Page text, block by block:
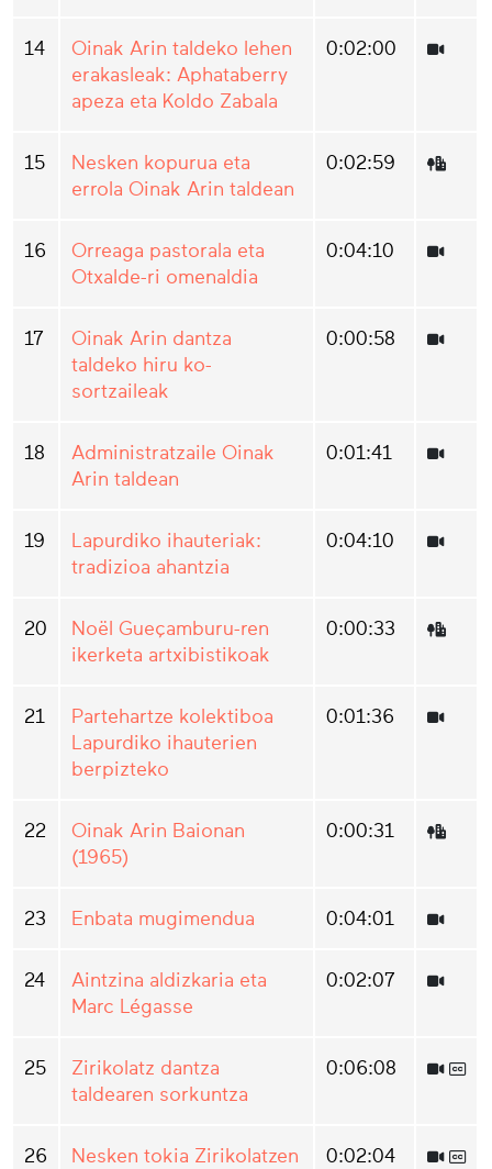
14
Oinak Arin taldeko lehen
erakasleak: Aphataberry
apeza eta Koldo Zabala
0:02:00
15
Nesken kopurua eta
errola Oinak Arin taldean
0:02:59
16
Orreaga pastorala eta
Otxalde-ri omenaldia
0:04:10
17
Oinak Arin dantza
taldeko hiru ko-
sortzaileak
0:00:58
18
Administratzaile Oinak
Arin taldean
0:01:41
19
Lapurdiko ihauteriak:
tradizioa ahantzia
0:04:10
20
Noël Gueçamburu-ren
ikerketa artxibistikoak
0:00:33
21
Partehartze kolektiboa
Lapurdiko ihauterien
berpizteko
0:01:36
22
Oinak Arin Baionan
(1965)
0:00:31
23 Enbata mugimendua 0:04:01
24
Aintzina aldizkaria eta
Marc Légasse
0:02:07
25
Zirikolatz dantza
taldearen sorkuntza
0:06:08
26 Nesken tokia Zirikolatzen 0:02:04